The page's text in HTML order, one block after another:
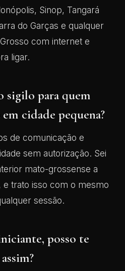
Sinop, Tangará
do Garças e qualquer
com internet e
ligar.
sigilo para quem
cidade pequena?
de comunicação e
sem autorização. Sei
mato-grossense a
e trato isso com o mesmo
sessão.
posso te